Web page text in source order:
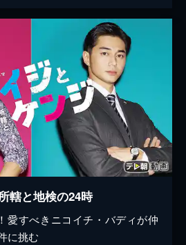
轄と地検の24時
愛すべきニコイチ・バディが仲
に挑む